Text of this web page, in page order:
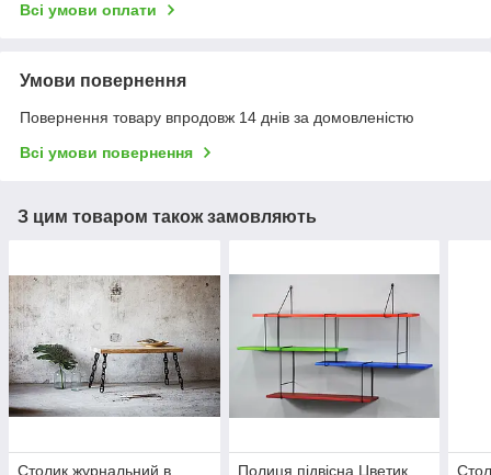
Всі умови оплати
Умови повернення
Повернення товару впродовж 14 днів за домовленістю
Всі умови повернення
З цим товаром також замовляють
Столик журнальний в
Полиця підвісна Цветик